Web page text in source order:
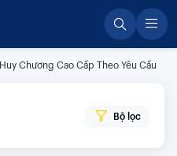
Huy Chương Cao Cấp Theo Yêu Cầu
Bộ lọc